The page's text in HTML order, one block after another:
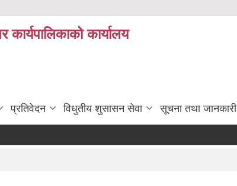
कार्यालय
प्रतिवेदन विधुतीय शुसासन सेवा सूचना तथा जानकारी